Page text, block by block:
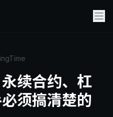
续合约、杠
须搞清楚的